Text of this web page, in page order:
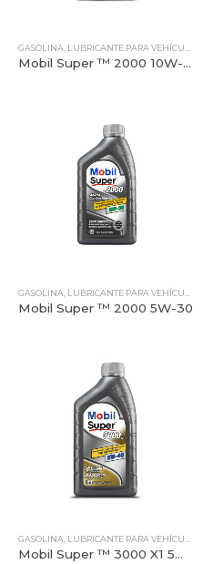
MOBIL,REFRIGERANTES,TODOS NUESTROS
GASOLINA LUBRICANTE PARA VEHÍCULOS LIVIANOS
Mobil Super ™ 2000 10W-30
,MOBIL ,TODOS NUESTROS
GASOLINA, LUBRICANTE PARA VEHÍCULOS LIVIANOS
Mobil Super ™ 2000 5W-30
,MOBIL,TODOS NUESTROS
GASOLINA LUBRICANTE PARA VEHÍCULOS LIVIANOS
Mobil Super ™ 3000 X1 5W-40